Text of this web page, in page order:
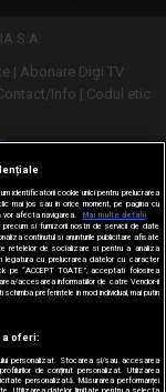
S.A.
Abonare Digi TV
Info
Codul etic
identificatorii cookie unici pentru prelucrarea
mai jos sau în orice moment, pe pagina cu
vor afecta navigarea.
Mai multe detalii
si furnizorii nostri de servicii de date
continutul si anunturile publicitare afisate
retelelor de socializare si pentru a analiza
legatura cu prelucrarea datelor cu caracter
pe “ACCEPT TOATE”, acceptati folosirea
accesarea informatiilor de catre Vendor-ii
preferintele in mod individual, mai putin
a oferi:
personalizat. Stocarea și/sau accesarea
de conținut personalizat. Utilizarea
personalizată. Măsurarea performanței